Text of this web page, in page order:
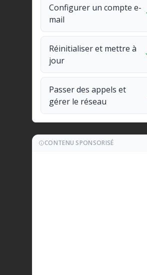
Configurer un compte e-
mail
Réinitialiser et mettre à
jour
Passer des appels et
gérer le réseau
CONTENU SPONSORISÉ